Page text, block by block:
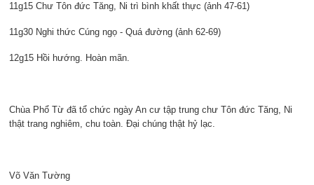
11g15 Chư Tôn đức Tăng, Ni trì bình khất thực (ảnh 47-61)
11g30 Nghi thức Cúng ngọ - Quá đường (ảnh 62-69)
12g15 Hồi hướng. Hoàn mãn.
Chùa Phổ Từ đã tổ chức ngày An cư tập trung chư Tôn đức Tăng, Ni
thật trang nghiêm, chu toàn. Đại chúng thật hỷ lạc.
Võ Văn Tường